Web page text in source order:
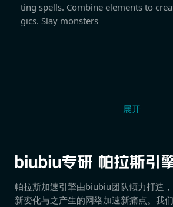
ting spells. Combine elements to
gics. Slay monsters
展开
帕拉斯加速引擎由biubiu团队倾力打造
新变化与之产生的网络加速新痛点。我